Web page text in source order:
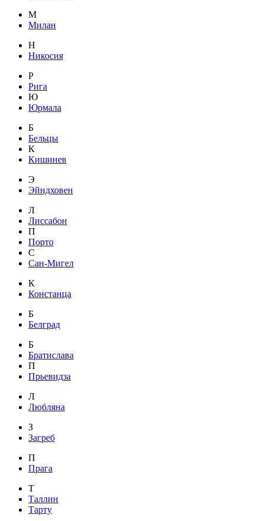
М
Милан
Н
Никосия
Р
Рига
Ю
Юрмала
Б
Бельцы
К
Кишинев
Э
Эйндховен
Л
Лиссабон
П
Порто
С
Сан-Мигел
К
Констанца
Б
Белград
Б
Братислава
П
Прьевидза
Л
Любляна
З
Загреб
П
Прага
Т
Таллин
Тарту